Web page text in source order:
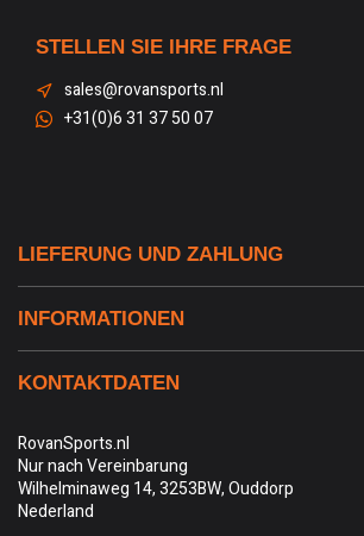
STELLEN SIE IHRE FRAGE
sales@rovansports.nl
+31(0)6 31 37 50 07
LIEFERUNG UND ZAHLUNG
INFORMATIONEN
KONTAKTDATEN
RovanSports.nl
Nur nach Vereinbarung
Wilhelminaweg 14, 3253BW, Ouddorp
Nederland